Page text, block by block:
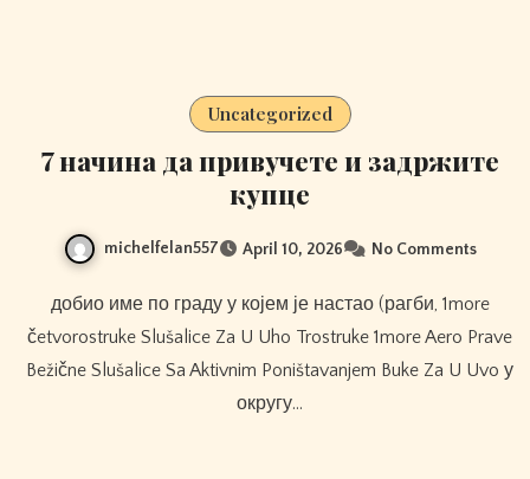
Uncategorized
7 начина да привучете и задржите
купце
michelfelan557 April 10, 2026 No Comments
добио име по граду у којем је настао (рагби, 1more
četvorostruke Slušalice Za U Uho Trostruke 1more Aero Prave
Bežične Slušalice Sa Aktivnim Poništavanjem Buke Za U Uvo у
округу…